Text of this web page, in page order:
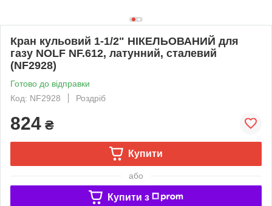
Кран кульовий 1-1/2" НІКЕЛЬОВАНИЙ для
газу NOLF NF.612, латунний, сталевий
(NF2928)
Готово до відправки
Код: NF2928
Роздріб
824 ₴
Купити
або
Купити з